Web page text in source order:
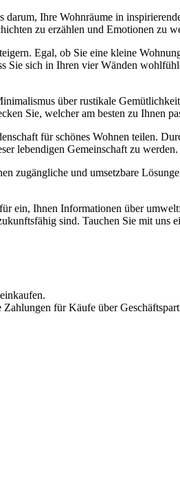
Ihre Wohnräume in
zu erzählen und Emotionen zu
Egal, ob Sie eine kleine
sich in Ihren vier Wänden
über rustikale
Sie, welcher am besten zu Ihnen
für schönes Wohnen teilen.
lebendigen Gemeinschaft zu werden.
zugängliche und umsetzbare
ein, Ihnen Informationen über
sind. Tauchen Sie mit uns
für Käufe über